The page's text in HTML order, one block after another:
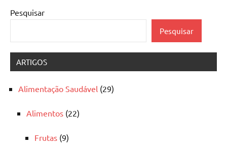
Pesquisar
Pesquisar
ARTIGOS
Alimentação Saudável (29)
Alimentos (22)
Frutas (9)